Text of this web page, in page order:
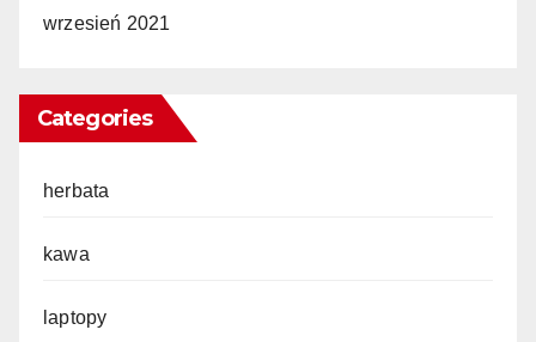
wrzesień 2021
Categories
herbata
kawa
laptopy